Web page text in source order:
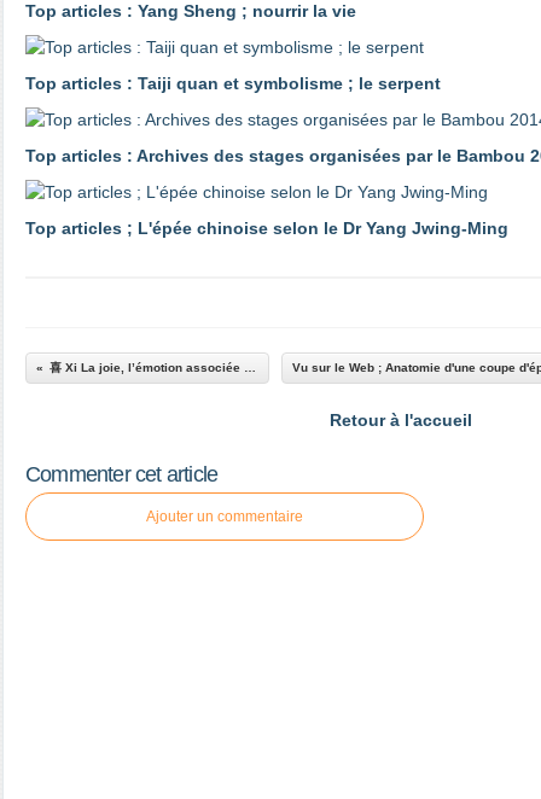
Top articles : Yang Sheng ; nourrir la vie
Top articles : Taiji quan et symbolisme ; le serpent
Top articles : Archives des stages organisées par le Bambou
Top articles ; L'épée chinoise selon le Dr Yang Jwing-Ming
Retour à l'accueil
Commenter cet article
Ajouter un commentaire